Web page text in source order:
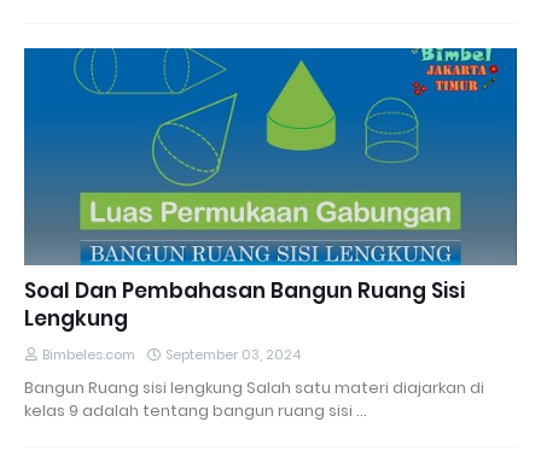
Soal Dan Pembahasan Bangun Ruang Sisi
Lengkung
Bimbeles.com September 03, 2024
Bangun Ruang sisi lengkung Salah satu materi diajarkan di
kelas 9 adalah tentang bangun ruang sisi …